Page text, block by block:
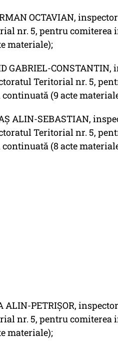
OCTAVIAN,
nr. 5, pentru
materiale);
GABRIEL-
Teritorial nr. 5,
(9 acte
ALIN-SEBASTIAN,
Teritorial nr. 5,
(8 acte
ALIN-PETRIȘOR,
nr. 5, pentru
materiale);